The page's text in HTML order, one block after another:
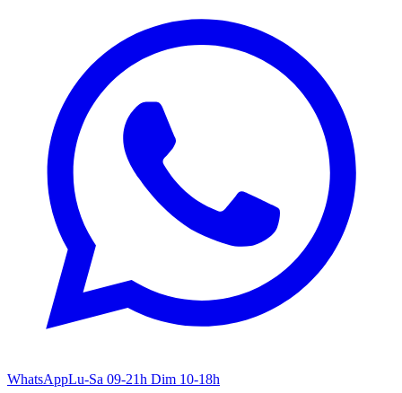
WhatsAppLu-Sa 09-21h Dim 10-18h